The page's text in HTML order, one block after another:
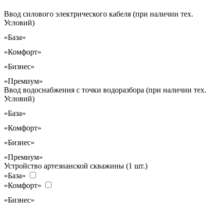
Ввод силового электрического кабеля (при наличии тех.
Условий)
«База»
«Комфорт»
«Бизнес»
«Премиум»
Ввод водоснабжения с точки водоразбора (при наличии тех.
Условий)
«База»
«Комфорт»
«Бизнес»
«Премиум»
Устройство артезианской скважины (1 шт.)
«База»
«Комфорт»
«Бизнес»